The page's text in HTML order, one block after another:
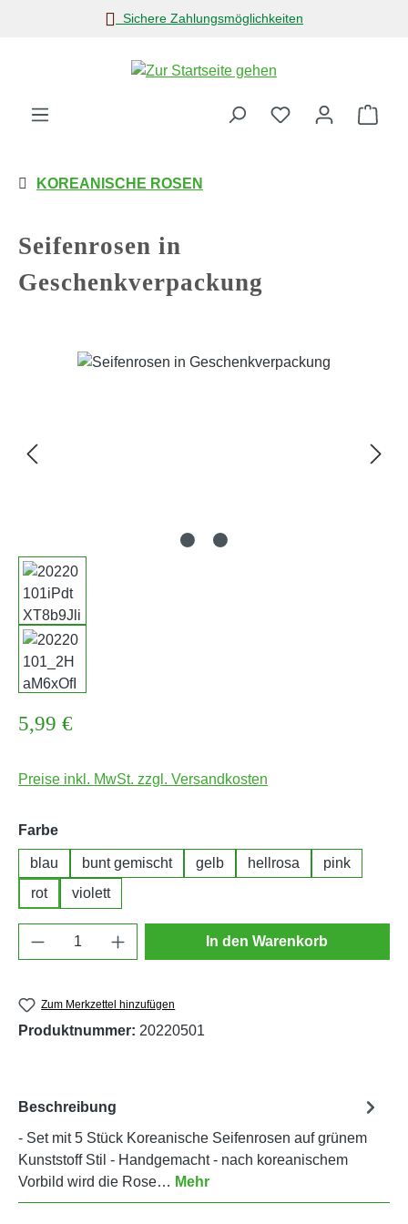
Zum Hauptinhalt springenSichere Zahlungsmöglichkeiten
KOREANISCHE ROSEN
Seifenrosen in
Geschenkverpackung
Bildergalerie überspringen
Regulärer Preis:
5,99 €
Preise inkl. MwSt. zzgl. Versandkosten
Farbeauswählen
blau bunt gemischt gelb hellrosa
pink
rot
violett
Produkt Anzahl: Gib den gewünschten
In den Warenkorb
Zum Merkzettel hinzufügen
Produktnummer: 20220501
Beschreibung
- Set mit 5 Stück Koreanische Seifenrosen auf grünem
Kunststoff Stil - Handgemacht - nach koreanischem
Vorbild wird die Rose… Mehr